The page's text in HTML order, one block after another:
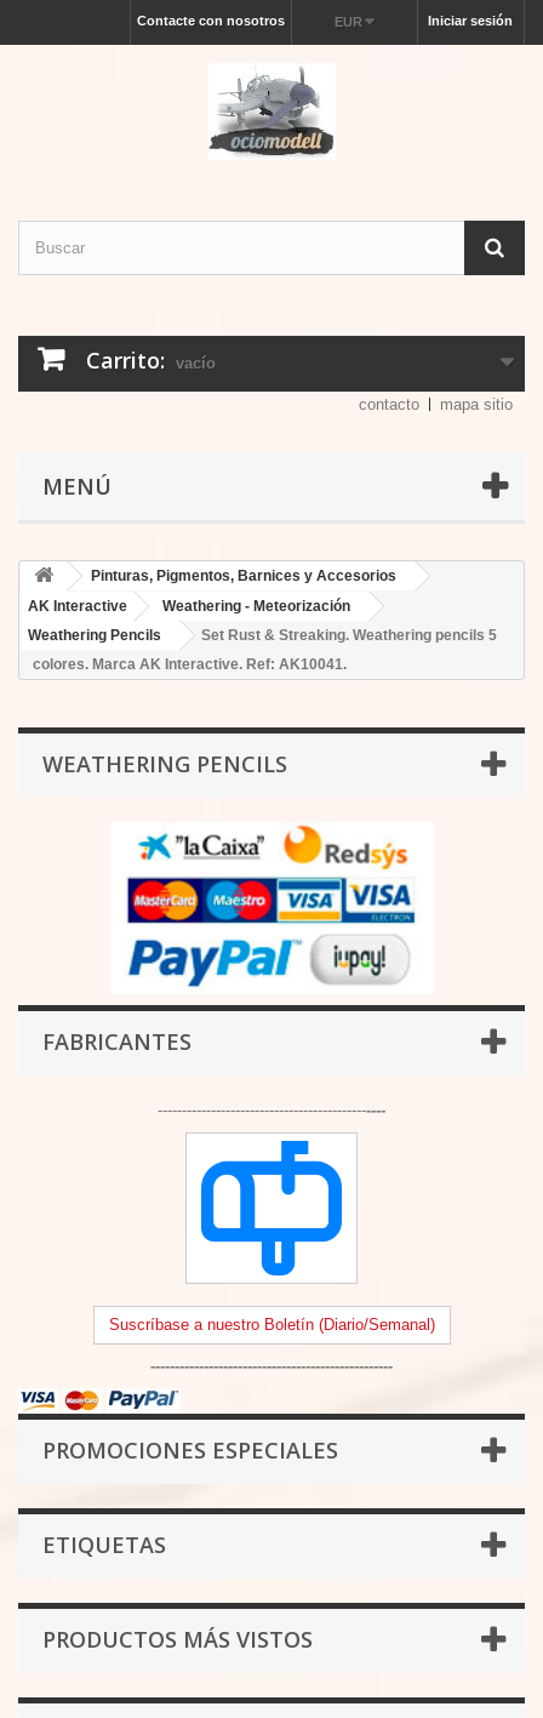
Iniciar sesión
EUR
Contacte con nosotros
Carrito: vacío
contacto mapa sitio
MENÚ
Pinturas, Pigmentos, Barnices y Accesorios
AK Interactive
Weathering - Meteorización
Weathering Pencils
Set Rust & Streaking. Weathering pencils 5
colores. Marca AK Interactive. Ref: AK10041.
WEATHERING PENCILS
FABRICANTES
-----------------------------------------------
Suscríbase a nuestro Boletín (Diario/Semanal)
--------------------------------------------------
PROMOCIONES ESPECIALES
ETIQUETAS
PRODUCTOS MÁS VISTOS